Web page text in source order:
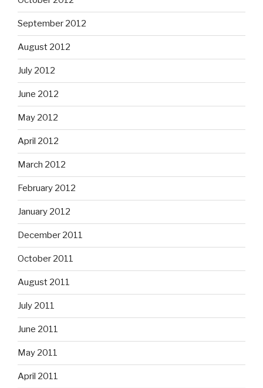
September 2012
August 2012
July 2012
June 2012
May 2012
April 2012
March 2012
February 2012
January 2012
December 2011
October 2011
August 2011
July 2011
June 2011
May 2011
April 2011